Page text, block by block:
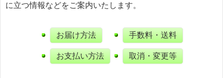
に立つ情報などをご案内いたします。
お届け方法
お支払い方法
手数料・送料
取消・変更等